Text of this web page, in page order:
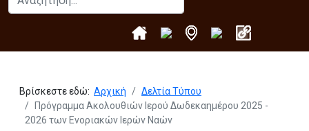
Βρίσκεστε εδώ: Αρχική
Δελτία Τύπου
Πρόγραμμα Ακολουθιών Ιερού Δωδεκαημέρου 2025 -
2026 των Ενοριακών Ιερών Ναών